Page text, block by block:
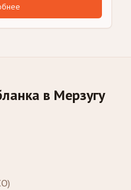
в Мерзугу